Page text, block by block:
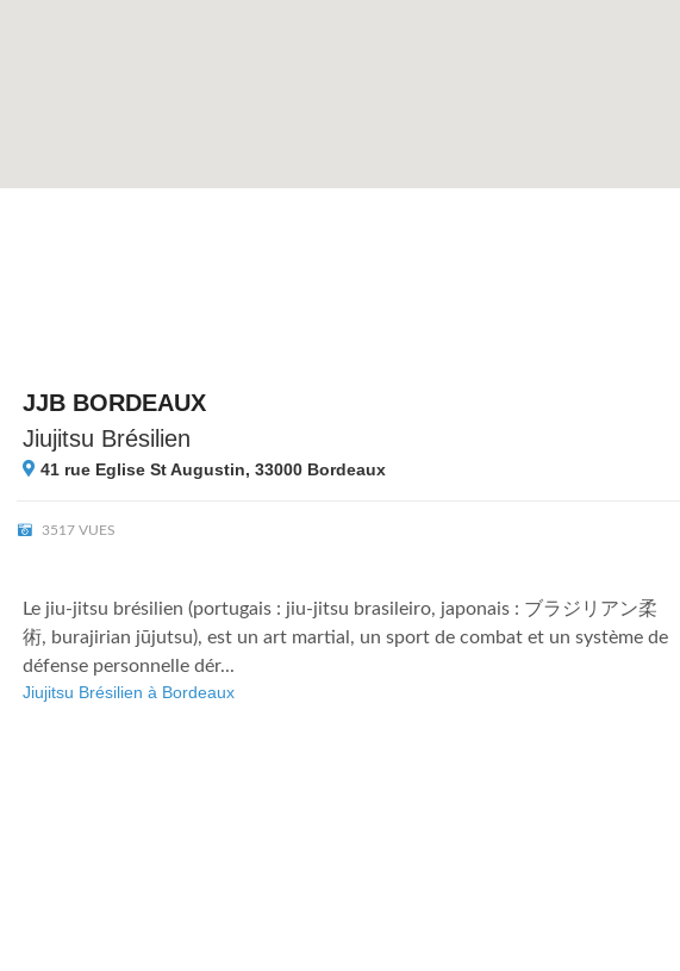
JJB BORDEAUX
Jiujitsu Brésilien
41 rue Eglise St Augustin, 33000 Bordeaux
3517 VUES
Le jiu-jitsu brésilien (portugais : jiu-jitsu brasileiro, japonais : ブラジリアン柔
術, burajirian jūjutsu), est un art martial, un sport de combat et un système de
défense personnelle dér...
Jiujitsu Brésilien à Bordeaux